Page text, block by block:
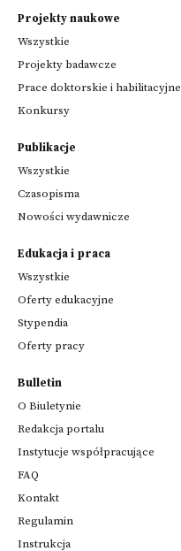
Projekty naukowe
Wszystkie
Projekty badawcze
Prace doktorskie i habilitacyjne
Konkursy
Publikacje
Wszystkie
Czasopisma
Nowości wydawnicze
Edukacja i praca
Wszystkie
Oferty edukacyjne
Stypendia
Oferty pracy
Bulletin
O Biuletynie
Redakcja portalu
Instytucje współpracujące
FAQ
Kontakt
Regulamin
Instrukcja